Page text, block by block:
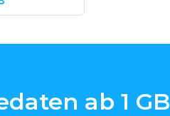
ab 1 GB